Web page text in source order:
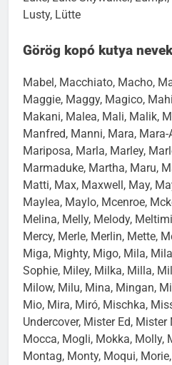
Lusty, Lütte
Görög kopó kutya
Mabel, Macchiato, Macho,
Maggie, Maggy, Magico,
Makani, Malea, Mali, Malik,
Manfred, Manni, Mara, Mara-
Mariposa, Marla, Marley,
Marmaduke, Martha, Maru,
Matti, Max, Maxwell, May,
Maylea, Maylo, Mcenroe,
Melina, Melly, Melody,
Mercy, Merle, Merlin, Mette,
Miga, Mighty, Migo, Mila,
Sophie, Miley, Milka, Milla,
Milow, Milu, Mina, Mingan,
Mio, Mira, Miró, Mischka,
Undercover, Mister Ed,
Mocca, Mogli, Mokka, Molly,
Montag, Monty, Moqui,